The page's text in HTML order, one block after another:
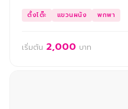
ตั้งโต๊ะ แขวนผนัง พกพา
เริ่มต้น 2,000 บาท